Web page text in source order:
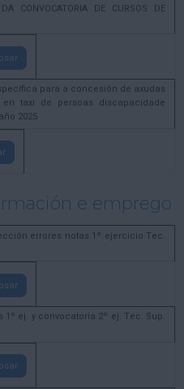
CONVOCATORIA DE CURSOS DE
para a concesión de axudas
taxi de persoas discapacidade
2025
e emprego
errores notas 1º ejercicio Tec.
1º ej. y convocatoria 2º ej. Tec. Sup.